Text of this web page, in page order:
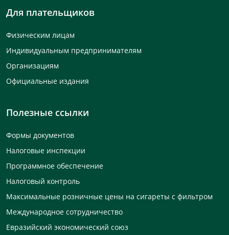
Для плательщиков
Физическим лицам
Индивидуальным предпринимателям
Организациям
Официальные издания
Полезные ссылки
Формы документов
Налоговые инспекции
Программное обеспечение
Налоговый контроль
Максимальные розничные цены на сигареты с фильтром
Международное сотрудничество
Евразийский экономический союз